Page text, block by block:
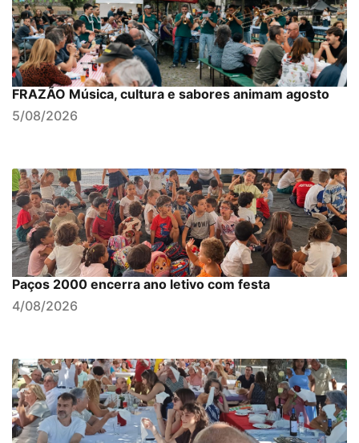
FRAZÃO Música, cultura e sabores animam agosto
5/08/2026
Paços 2000 encerra ano letivo com festa
4/08/2026